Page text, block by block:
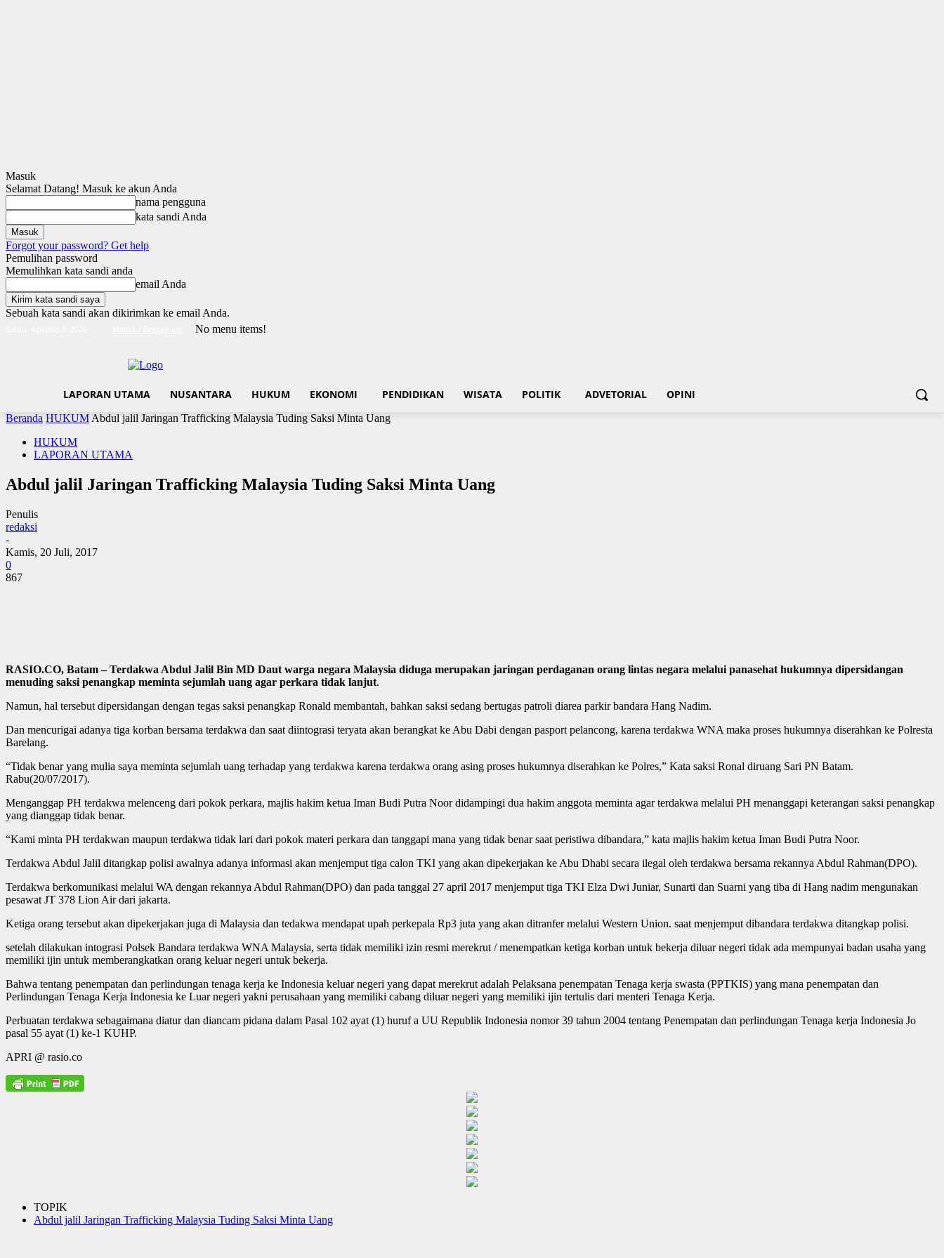
Masuk
Selamat Datang! Masuk ke akun Anda
nama pengguna
kata sandi Anda
Forgot your password? Get help
Pemulihan password
Memulihkan kata sandi anda
email Anda
Sebuah kata sandi akan dikirimkan ke email Anda.
No menu items!
LAPORAN UTAMA NUSANTARA HUKUM EKONOMI PENDIDIKAN WISATA POLITIK ADVETORIAL OPINI
Beranda HUKUM Abdul jalil Jaringan Trafficking Malaysia Tuding Saksi Minta Uang
HUKUM
LAPORAN UTAMA
Abdul jalil Jaringan Trafficking Malaysia Tuding Saksi Minta Uang
Penulis
redaksi
-
Kamis, 20 Juli, 2017
0
867
RASIO.CO, Batam – Terdakwa Abdul Jalil Bin MD Daut warga negara Malaysia diduga merupakan jaringan perdaganan orang lintas negara melalui panasehat hukumnya dipersidangan
menuding saksi penangkap meminta sejumlah uang agar perkara tidak lanjut.
Namun, hal tersebut dipersidangan dengan tegas saksi penangkap Ronald membantah, bahkan saksi sedang bertugas patroli diarea parkir bandara Hang Nadim.
Dan mencurigai adanya tiga korban bersama terdakwa dan saat diintograsi teryata akan berangkat ke Abu Dabi dengan pasport pelancong, karena terdakwa WNA maka proses hukumnya diserahkan ke Polresta
Barelang.
“Tidak benar yang mulia saya meminta sejumlah uang terhadap yang terdakwa karena terdakwa orang asing proses hukumnya diserahkan ke Polres,” Kata saksi Ronal diruang Sari PN Batam.
Rabu(20/07/2017).
Menganggap PH terdakwa melenceng dari pokok perkara, majlis hakim ketua Iman Budi Putra Noor didampingi dua hakim anggota meminta agar terdakwa melalui PH menanggapi keterangan saksi penangkap
yang dianggap tidak benar.
“Kami minta PH terdakwan maupun terdakwa tidak lari dari pokok materi perkara dan tanggapi mana yang tidak benar saat peristiwa dibandara,” kata majlis hakim ketua Iman Budi Putra Noor.
Terdakwa Abdul Jalil ditangkap polisi awalnya adanya informasi akan menjemput tiga calon TKI yang akan dipekerjakan ke Abu Dhabi secara ilegal oleh terdakwa bersama rekannya Abdul Rahman(DPO).
Terdakwa berkomunikasi melalui WA dengan rekannya Abdul Rahman(DPO) dan pada tanggal 27 april 2017 menjemput tiga TKI Elza Dwi Juniar, Sunarti dan Suarni yang tiba di Hang nadim mengunakan
pesawat JT 378 Lion Air dari jakarta.
Ketiga orang tersebut akan dipekerjakan juga di Malaysia dan tedakwa mendapat upah perkepala Rp3 juta yang akan ditranfer melalui Western Union. saat menjemput dibandara terdakwa ditangkap polisi.
setelah dilakukan intograsi Polsek Bandara terdakwa WNA Malaysia, serta tidak memiliki izin resmi merekrut / menempatkan ketiga korban untuk bekerja diluar negeri tidak ada mempunyai badan usaha yang
memiliki ijin untuk memberangkatkan orang keluar negeri untuk bekerja.
Bahwa tentang penempatan dan perlindungan tenaga kerja ke Indonesia keluar negeri yang dapat merekrut adalah Pelaksana penempatan Tenaga kerja swasta (PPTKIS) yang mana penempatan dan
Perlindungan Tenaga Kerja Indonesia ke Luar negeri yakni perusahaan yang memiliki cabang diluar negeri yang memiliki ijin tertulis dari menteri Tenaga Kerja.
Perbuatan terdakwa sebagaimana diatur dan diancam pidana dalam Pasal 102 ayat (1) huruf a UU Republik Indonesia nomor 39 tahun 2004 tentang Penempatan dan perlindungan Tenaga kerja Indonesia Jo
pasal 55 ayat (1) ke-1 KUHP.
APRI @ rasio.co
TOPIK
Abdul jalil Jaringan Trafficking Malaysia Tuding Saksi Minta Uang